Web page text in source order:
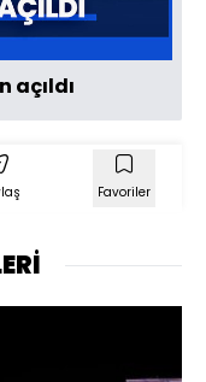
Favoriler